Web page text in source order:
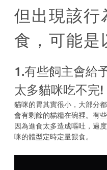
但出現該行
食，可能是
1.有些飼主會給
太多貓咪吃不完!
貓咪的胃其實很小，大部分
會有剩餘的貓糧在碗裡。有
因為進食太多造成嘔吐，過
咪的體型定時定量餵食。